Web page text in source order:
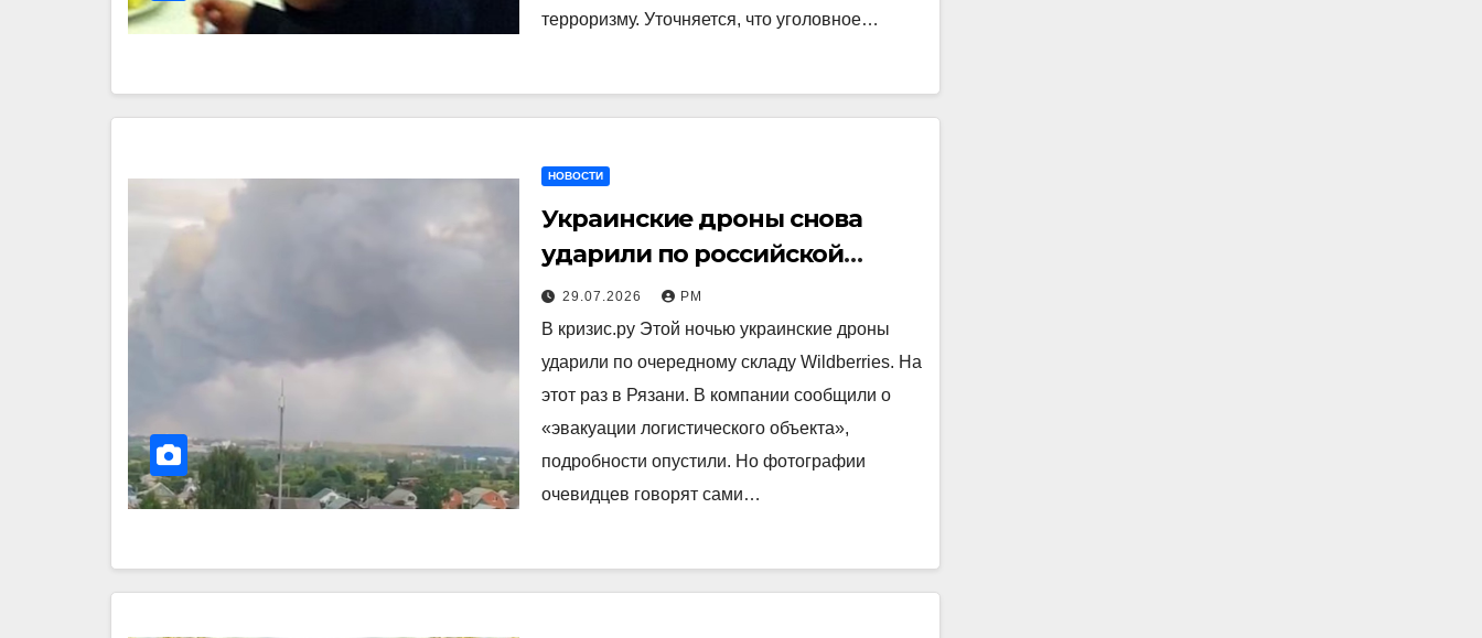
терроризму. Уточняется, что уголовное…
НОВОСТИ
Украинские дроны снова
ударили по российской
логистике и нефти
29.07.2026 РМ
В кризис.ру Этой ночью украинские дроны
ударили по очередному складу Wildberries. На
этот раз в Рязани. В компании сообщили о
«эвакуации логистического объекта»,
подробности опустили. Но фотографии
очевидцев говорят сами…